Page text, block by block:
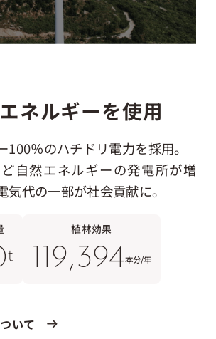
る
利用する
ム
ネルギーを使用
100％のハチドリ電力を採用。
自然エネルギーの発電所が増
気代の一部が社会貢献に。
t
植林効果
119,394本分/年
いて